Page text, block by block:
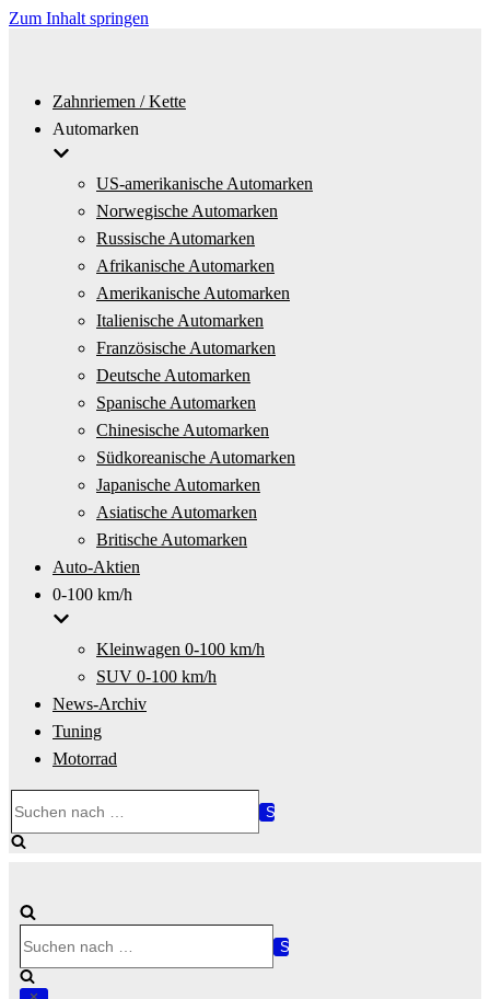
Zum Inhalt springen
Zahnriemen / Kette
Automarken
US-amerikanische Automarken
Norwegische Automarken
Russische Automarken
Afrikanische Automarken
Amerikanische Automarken
Italienische Automarken
Französische Automarken
Deutsche Automarken
Spanische Automarken
Chinesische Automarken
Südkoreanische Automarken
Japanische Automarken
Asiatische Automarken
Britische Automarken
Auto-Aktien
0-100 km/h
Kleinwagen 0-100 km/h
SUV 0-100 km/h
News-Archiv
Tuning
Motorrad
nach …
nach …